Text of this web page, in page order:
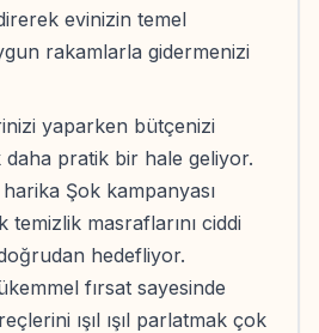
evinizin temel
rakamlarla gidermenizi
yaparken bütçenizi
pratik bir hale geliyor.
Şok kampanyası
temizlik masraflarını ciddi
hedefliyor.
fırsat sayesinde
ışıl ışıl parlatmak çok